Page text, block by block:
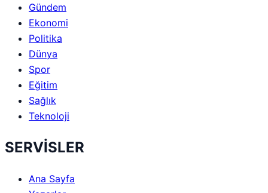
Gündem
Ekonomi
Politika
Dünya
Spor
Eğitim
Sağlık
Teknoloji
SERVİSLER
Ana Sayfa